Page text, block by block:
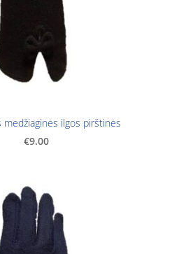
medžiaginės ilgos pirštinės
€9.00